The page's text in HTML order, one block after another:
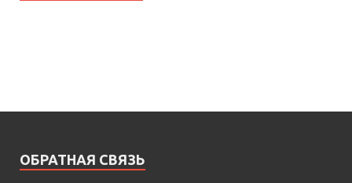
ОБРАТНАЯ СВЯЗЬ